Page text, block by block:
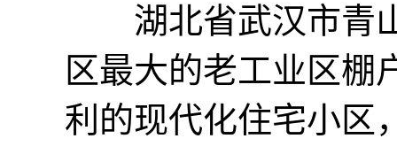
湖北省武汉市青山
区最大的老工业区棚
利的现代化住宅小区